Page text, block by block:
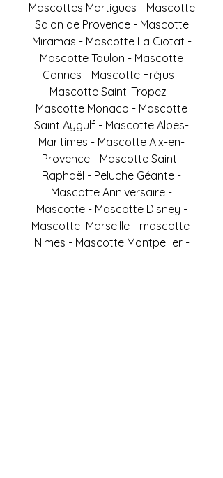
Mascottes Martigues - Mascotte
Salon de Provence - Mascotte
Miramas - Mascotte La Ciotat -
Mascotte Toulon - Mascotte
Cannes - Mascotte Fréjus -
Mascotte Saint-Tropez -
Mascotte Monaco - Mascotte
Saint Aygulf - Mascotte Alpes-
Maritimes - Mascotte Aix-en-
Provence - Mascotte Saint-
Raphaël - Peluche Géante -
Mascotte Anniversaire -
Mascotte - Mascotte Disney -
Mascotte Marseille - mascotte
Nimes - Mascotte Montpellier -